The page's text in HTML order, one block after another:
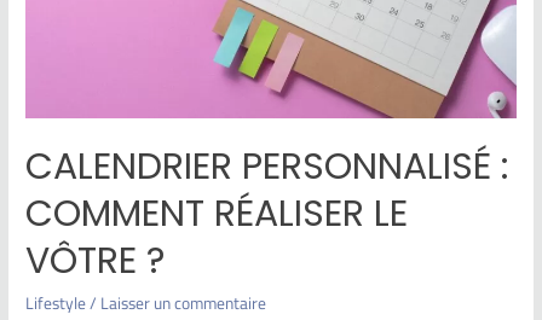
CALENDRIER PERSONNALISÉ :
COMMENT RÉALISER LE
VÔTRE ?
Lifestyle/Laisser un commentaire